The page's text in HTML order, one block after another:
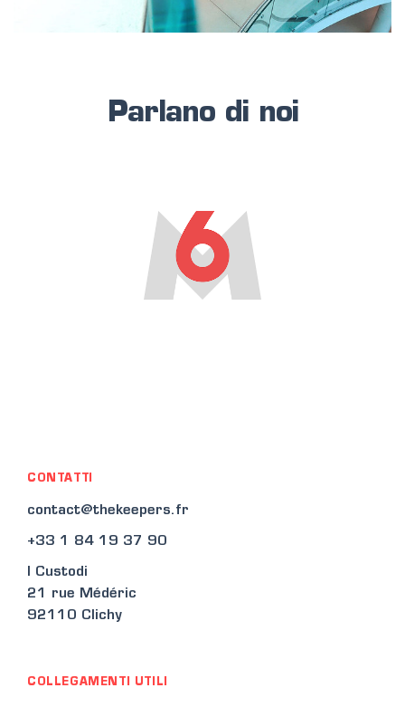
Parlano di noi
CONTATTI
contact@thekeepers.fr
+33 1 84 19 37 90
I Custodi
21 rue Médéric
92110 Clichy
COLLEGAMENTI UTILI